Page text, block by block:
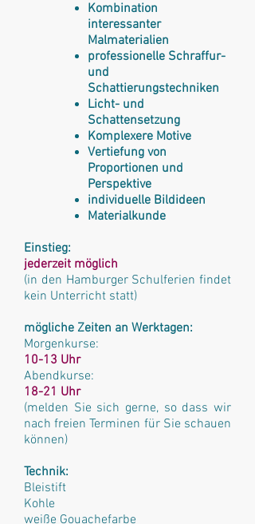
Kombination
interessanter
Malmaterialien
professionelle Schraffur-
und
Schattierungstechniken
Licht- und
Schattensetzung
Komplexere Motive
Vertiefung von
Proportionen und
Perspektive
individuelle Bildideen
Materialkunde
Einstieg:
jederzeit möglich
(in den Hamburger Schulferien findet
kein Unterricht statt)
mögliche Zeiten an Werktagen:
Morgenkurse:
10-13 Uhr
Abendkurse:
18-21 Uhr
(melden Sie sich gerne, so dass wir
nach freien Terminen für Sie schauen
können)
Technik:
Bleistift
Kohle
weiße Gouachefarbe